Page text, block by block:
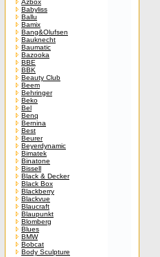
Azbox
Babyliss
Ballu
Bamix
Bang&Olufsen
Bauknecht
Baumatic
Bazooka
BBE
BBK
Beauty Club
Beem
Behringer
Beko
Bel
Benq
Bernina
Best
Beurer
Beyerdynamic
Bimatek
Binatone
Bissell
Black & Decker
Black Box
Blackberry
Blackvue
Blaucraft
Blaupunkt
Blomberg
Blues
BMW
Bobcat
Body Sculpture